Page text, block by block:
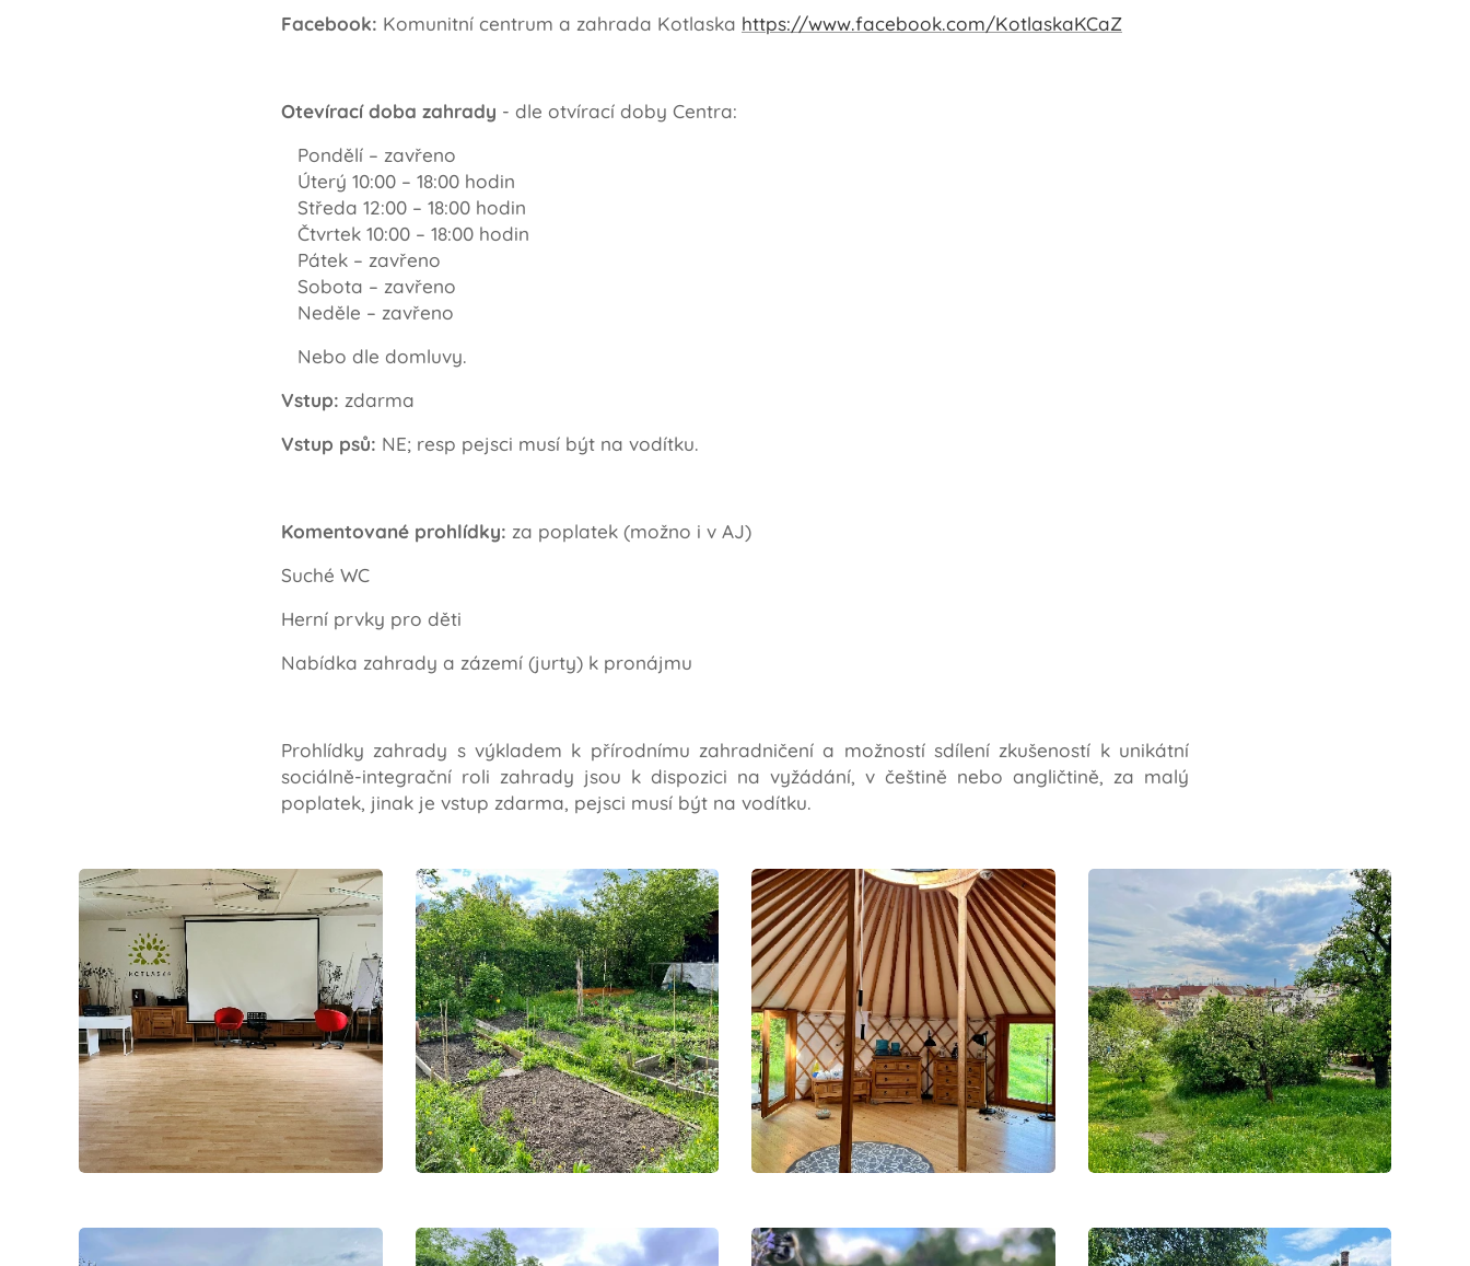
Facebook: Komunitní centrum a zahrada Kotlaska https://www.facebook.com/KotlaskaKCaZ
Otevírací doba zahrady - dle otvírací doby Centra:
Pondělí – zavřeno
Úterý 10:00 – 18:00 hodin
Středa 12:00 – 18:00 hodin
Čtvrtek 10:00 – 18:00 hodin
Pátek – zavřeno
Sobota – zavřeno
Neděle – zavřeno
Nebo dle domluvy.
Vstup: zdarma
Vstup psů: NE; resp pejsci musí být na vodítku.
Komentované prohlídky: za poplatek (možno i v AJ)
Suché WC
Herní prvky pro děti
Nabídka zahrady a zázemí (jurty) k pronájmu
Prohlídky zahrady s výkladem k přírodnímu zahradničení a možností sdílení zkušeností k unikátní
sociálně-integrační roli zahrady jsou k dispozici na vyžádání, v češtině nebo angličtině, za malý
poplatek, jinak je vstup zdarma, pejsci musí být na vodítku.